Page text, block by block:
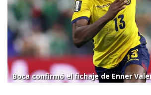
Boca confirmó el fichaje de Enner